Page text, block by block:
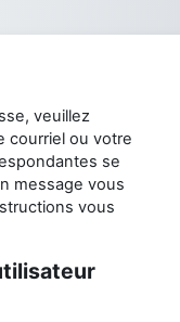
veuillez
courriel ou votre
se
message vous
vous